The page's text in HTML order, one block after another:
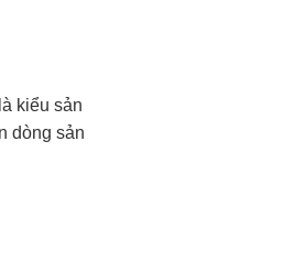
kiểu sản
dòng sản